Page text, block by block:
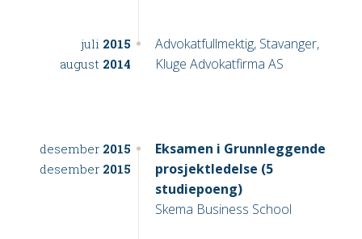
juli 2015
august 2014
Advokatfullmektig, Stavanger,
Kluge Advokatfirma AS
desember 2015
desember 2015
Eksamen i Grunnleggende
prosjektledelse (5
studiepoeng)
Skema Business School